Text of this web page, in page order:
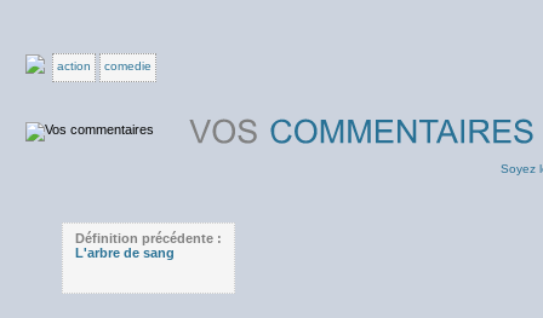
action comedie
Soyez
Définition précédente :
L'arbre de sang